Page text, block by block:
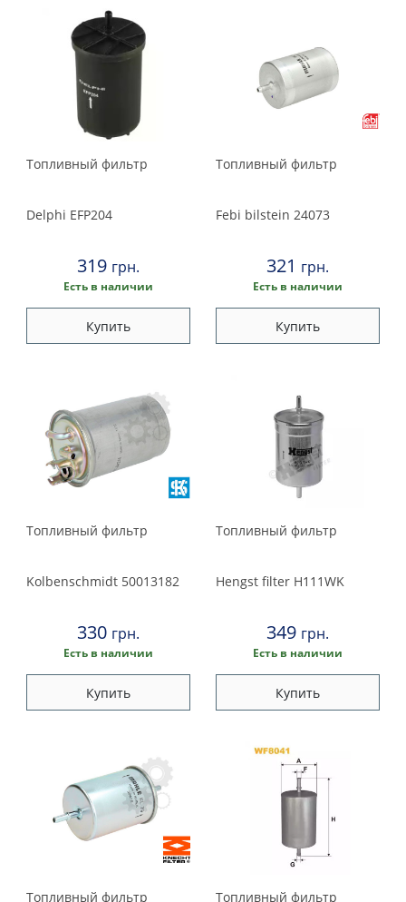
Топливный фильтр
Delphi EFP204
319 грн.
Есть в наличии
Купить
Топливный фильтр
Febi bilstein 24073
321 грн.
Есть в наличии
Купить
Топливный фильтр
Kolbenschmidt 50013182
330 грн.
Есть в наличии
Купить
Топливный фильтр
Hengst filter H111WK
349 грн.
Есть в наличии
Купить
Топливный фильтр Топливный фильтр